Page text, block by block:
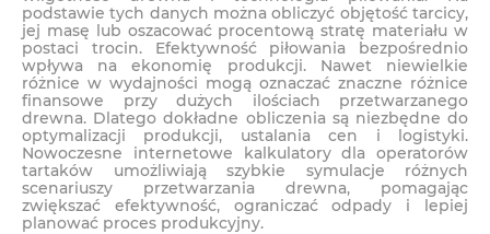
podstawie tych danych można obliczyć objętość tarcicy,
jej masę lub oszacować procentową stratę materiału w
postaci trocin. Efektywność piłowania bezpośrednio
wpływa na ekonomię produkcji. Nawet niewielkie
różnice w wydajności mogą oznaczać znaczne różnice
finansowe przy dużych ilościach przetwarzanego
drewna. Dlatego dokładne obliczenia są niezbędne do
optymalizacji produkcji, ustalania cen i logistyki.
Nowoczesne internetowe kalkulatory dla operatorów
tartaków umożliwiają szybkie symulacje różnych
scenariuszy przetwarzania drewna, pomagając
zwiększać efektywność, ograniczać odpady i lepiej
planować proces produkcyjny.